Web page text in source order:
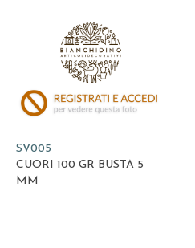
SV005
CUORI 100 GR BUSTA 5
MM